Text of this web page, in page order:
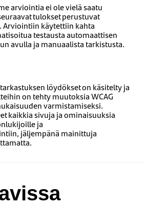
arviointia ei ole vielä saatu
tulokset perustuvat
käytettiin kahta
testausta automaattisen
avulla ja manuaalista tarkistusta.
löydökset on käsitelty ja
on tehty muutoksia WCAG
varmistamiseksi.
kaikkia sivuja ja ominaisuuksia
ja
jäljempänä mainittuja